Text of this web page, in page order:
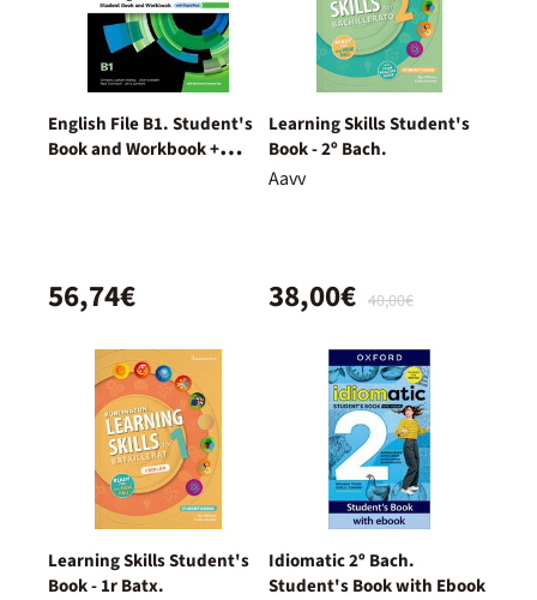
English File B1. Student's
Book and Workbook +
56,74€
Learning Skills Student's
Book - 2º Bach.
Aavv
40,00€
38,00€
Learning Skills Student's
Book - 1r Batx.
Idiomatic 2º Bach.
Student's Book with Ebook